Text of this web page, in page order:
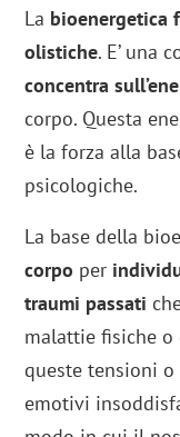
La bioenergetica
olistiche. E’ una
concentra
corpo. Questa
è la forza alla
psicologiche.
La base della
corpo per
traumi passati
malattie fisiche
queste tensioni
emotivi